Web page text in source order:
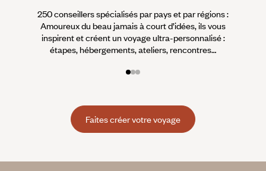
250 conseillers spécialisés par pays et par régions :
Amoureux du beau jamais à court d’idées, ils vous
inspirent et créent un voyage ultra-personnalisé :
étapes, hébergements, ateliers, rencontres…
Faites créer votre voyage